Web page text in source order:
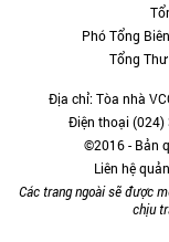
Phó Tổng
Tổng
Địa chỉ: Tòa nhà
Điện thoại (024)
©2016 - Bản
Liên hệ
Các trang ngoài sẽ được
chịu